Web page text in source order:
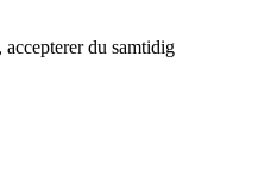
du samtidig